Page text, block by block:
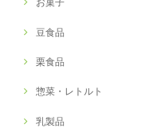
豆食品
栗食品
惣菜・レトルト
乳製品